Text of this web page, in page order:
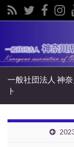
一般社団法人 神
ト